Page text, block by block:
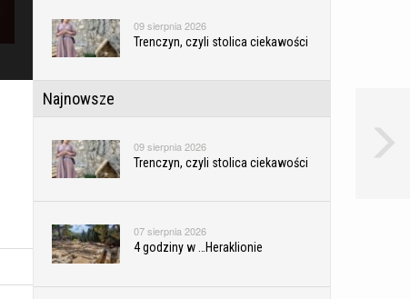
09 sierpnia 2026
Trenczyn, czyli stolica ciekawości
Najnowsze
09 sierpnia 2026
Trenczyn, czyli stolica ciekawości
07 sierpnia 2026
4 godziny w …Heraklionie